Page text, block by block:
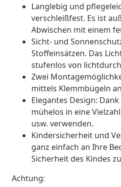
Langlebig und
verschleißfest. Es ist
Abwischen mit einem
Sicht- und
Stoffeinsätzen. Das
stufenlos von
Zwei
mittels Klemmbügeln
Elegantes Design:
mühelos in eine
usw. verwenden.
Kindersicherheit und
ganz einfach an Ihre
Sicherheit des Kindes
Achtung: